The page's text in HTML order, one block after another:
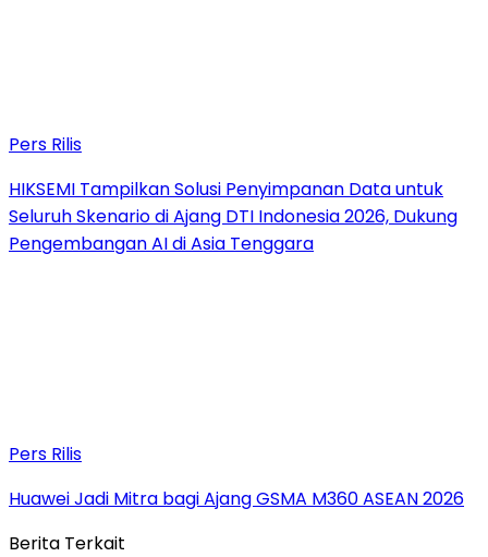
Pers Rilis
HIKSEMI Tampilkan Solusi Penyimpanan Data untuk
Seluruh Skenario di Ajang DTI Indonesia 2026, Dukung
Pengembangan AI di Asia Tenggara
Pers Rilis
Huawei Jadi Mitra bagi Ajang GSMA M360 ASEAN 2026
Berita Terkait